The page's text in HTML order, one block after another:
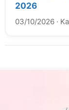
2026
03/10/2026 ·